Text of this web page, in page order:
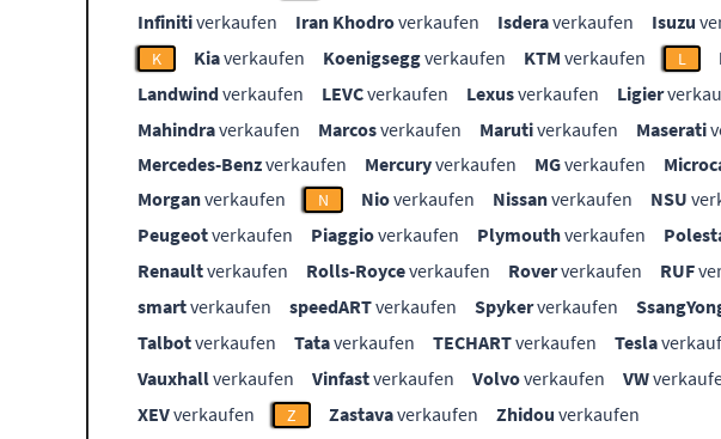
Infinitiverkaufen Iran Khodroverkaufen Isderaverkaufen Isuzu
K Kiaverkaufen Koenigseggverkaufen KTM verkaufen L
Landwindverkaufen LEVCverkaufen Lexusverkaufen Ligier
Mahindraverkaufen Marcosverkaufen Marutiverkaufen Maserati
Mercedes-Benzverkaufen Mercuryverkaufen MGverkaufen
Morganverkaufen N Nioverkaufen Nissanverkaufen NSU
Peugeotverkaufen Piaggioverkaufen Plymouthverkaufen
Renaultverkaufen Rolls-Royceverkaufen Roververkaufen RUF
smartverkaufen speedARTverkaufen Spykerverkaufen
Talbotverkaufen Tataverkaufen TECHARTverkaufen Tesla
Vauxhallverkaufen Vinfastverkaufen Volvoverkaufen VW
XEVverkaufen Z Zastavaverkaufen Zhidou verkaufen